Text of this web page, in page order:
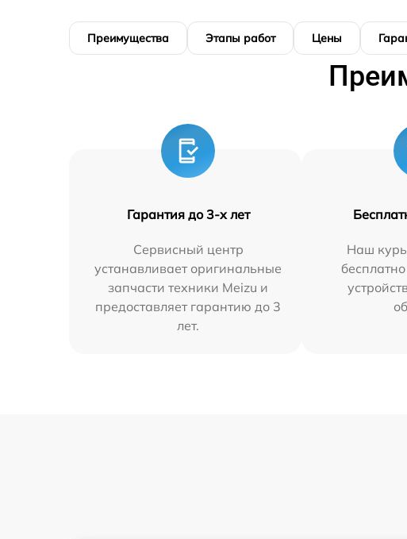
Преимущества Этапы работ Цены
Гарантия до 3-х лет
Сервисный центр
устанавливает оригинальные
запчасти техники Meizu и
предоставляет гарантию до 3
лет.
Наш